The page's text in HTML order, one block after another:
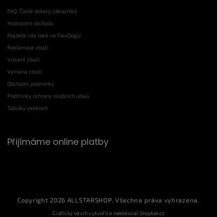
FAQ: Časté dotazy zákazníků
Hodnocení obchodu
Najdete nás také na FlexDogu!
Reklamace zboží
Vrácení zboží
Výměna zboží
Obchodní podmínky
Podmínky ochrany osobních údajů
Tabulky velikostí
Přijímáme online platby
Copyright 2026 ALLSTARSHOP. Všechna práva vyhrazena.
Grafický návrh vytvořil a nakódoval Shoptak.cz